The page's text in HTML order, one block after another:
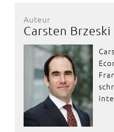
Auteur
Carsten Brzeski